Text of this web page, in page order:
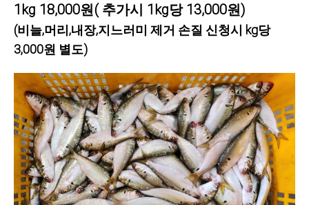
1kg 18,000원( 추가시 1kg당 13,000원)
(비늘,머리,내장,지느러미 제거 손질 신청시 kg당
3,000원 별도)